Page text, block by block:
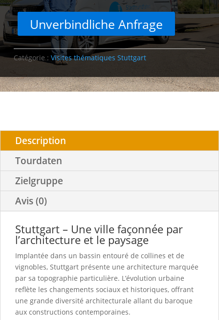
Unverbindliche Anfrage
Catégorie : Visites thématiques Stuttgart
Description
Tourdaten
Zielgruppe
Avis (0)
Stuttgart – Une ville façonnée par
l’architecture et le paysage
Implantée dans un bassin entouré de collines et de
vignobles, Stuttgart présente une architecture marquée
par sa topographie particulière. L’évolution urbaine
reflète les changements sociaux et historiques, offrant
une grande diversité architecturale allant du baroque
aux constructions contemporaines.